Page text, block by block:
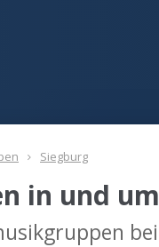
Siegburg
in und